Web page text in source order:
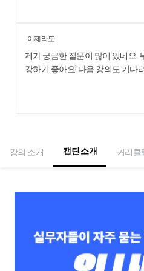
이제라도
제가 궁금한 질문이 많이 있네요.
강하기 좋아요! 다음 강의도 기다
강의 소개 캡틴 소개 커리큘